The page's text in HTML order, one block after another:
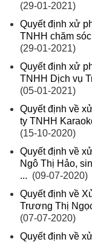
(29-01-2021)
Quyết định xử
TNHH chăm
(29-01-2021)
Quyết định xử
TNHH Dịch vụ
(05-01-2021)
Quyết định về
ty TNHH
(15-10-2020)
Quyết định về
Ngô Thị Hảo,
... (09-07-2020)
Quyết định về
Trương Thị
(07-07-2020)
Quyết định về